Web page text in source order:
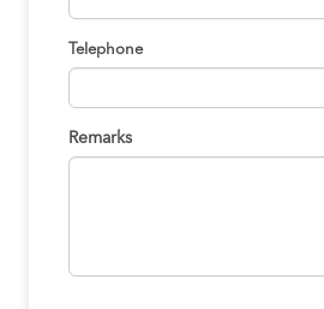
Telephone
Remarks